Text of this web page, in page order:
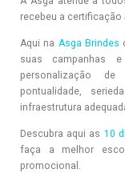
recebeu a certificação
Aqui na Asga Brindes
suas campanhas
personalização
pontualidade,
infraestrutura
Descubra aqui as 10
faça a melhor
promocional.